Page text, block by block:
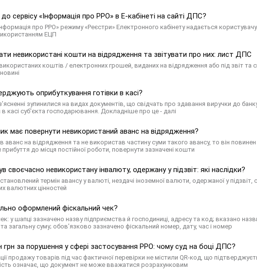
сервісу «Інформація про РРО» в Е-кабінеті на сайті ДПС?
про РРО» режиму «Реєстри» Електронного кабінету надається
ЕЦП
невикористані кошти на відрядження та звітувати про них: лист ДПС
коштів / електронних грошей, виданих на відрядження або під звіт та
оприбуткування готівки в касі?
зупинилися на видах документів, що свідчать про здавання виручки до
в касі суб'єкта господарювання. Докладніше про це - далі
має повернути невикористаний аванс на відрядження?
на відрядження та не використав частину суми такого авансу, то він повинен
до місця постійної роботи, повернути зазначені кошти
своєчасно невикористану інвалюту, одержану у підзвіт: які наслідки?
термін авансу у валюті, нездачі іноземної валюти, одержаної у підзвіт,
валютних цінностей
оформлений фіскальний чек?
у шапці зазначено назву підприємства й господиниці, адресу та код; вказано
загальну суму; обов’язково зазначено фіскальний номер, дату, час і номер
за порушення у сфері застосування РРО: чому суд на боці ДПС?
продажу товарів під час фактичної перевірки не містили QR-код, що
означає, що документ не може вважатися розрахунковим